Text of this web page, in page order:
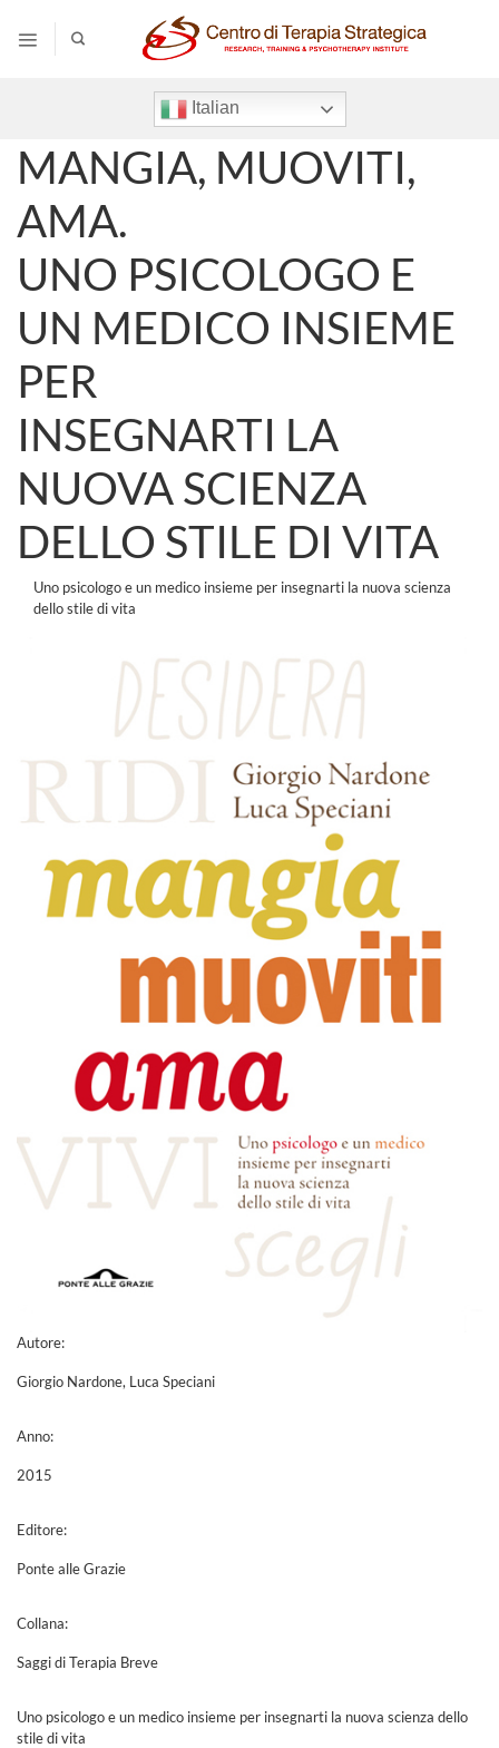
contenuti
Italian
MANGIA, MUOVITI,
AMA.
UNO PSICOLOGO E
UN MEDICO INSIEME
PER
INSEGNARTI LA
NUOVA SCIENZA
DELLO STILE DI VITA
Uno psicologo e un medico insieme per insegnarti la nuova scienza
dello stile di vita
Autore:
Giorgio Nardone, Luca Speciani
Anno:
2015
Editore:
Ponte alle Grazie
Collana:
Saggi di Terapia Breve
Uno psicologo e un medico insieme per insegnarti la nuova scienza dello
stile di vita